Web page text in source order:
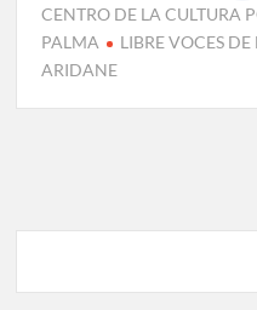
CENTRO DE LA CULTURA
PALMA
LIBRE VOCES DE
ARIDANE